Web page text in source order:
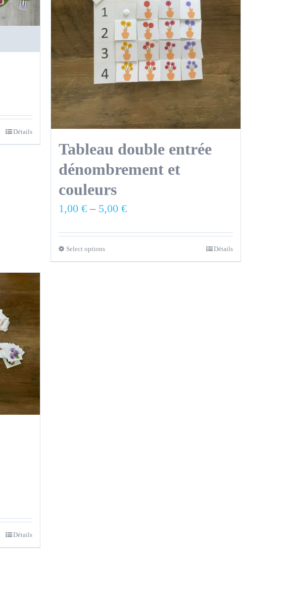
Détails
Tableau double entrée
dénombrement et
couleurs
1,00€ – 5,00€
Select options Détails
Détails